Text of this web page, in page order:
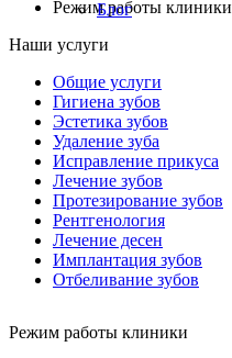
Блог
Режим работы клиники
Наши услуги
Общие услуги
Гигиена зубов
Эстетика зубов
Удаление зуба
Исправление прикуса
Лечение зубов
Протезирование зубов
Рентгенология
Лечение десен
Имплантация зубов
Отбеливание зубов
Режим работы клиники